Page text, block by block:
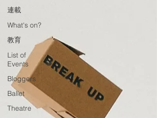
連載
What's on?
教育
List of
Events
Bloggers
Ballet
Theatre